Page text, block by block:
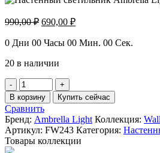
990,00₽ Первоначальная
составляла
690,00 ₽Текущая
690,00 ₽.
0 Дни 00 Часы 00 Мин. 00 Сек.
20 в наличии
Количество
товара
Настенный
светильник
Ambrella
Light
Wall
В корзину Купить сейчас
Сравнить
Бренд: Ambrella Light Коллекция: Wall
Артикул: FW243 Категория:
Товары коллекции